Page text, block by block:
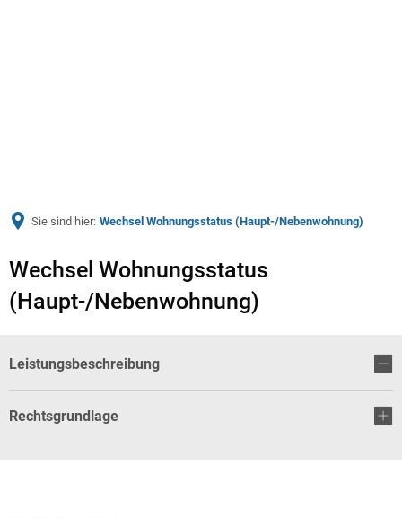
Sie sind hier: Wechsel Wohnungsstatus (Haupt-/Nebenwohnung)
Wechsel Wohnungsstatus
(Haupt-/Nebenwohnung)
Leistungsbeschreibung
Rechtsgrundlage